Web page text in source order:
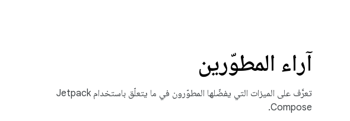
آراء المطوّرين
تعرَّف على الميزات التي يفضّلها المطوّرون في ما يتعلّق باستخدام Jetpack
Compose.